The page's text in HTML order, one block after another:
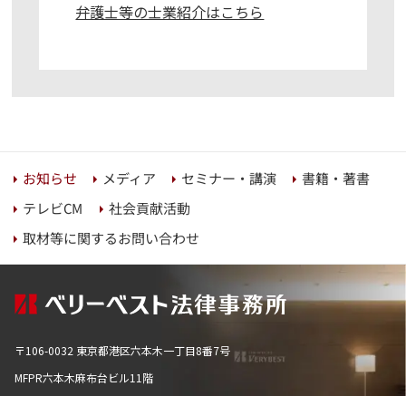
弁護士等の士業紹介はこちら
お知らせ メディア セミナー・講演 書籍・著書
テレビCM 社会貢献活動
取材等に関するお問い合わせ
〒106-0032 東京都港区六本木一丁目8番7号
MFPR六本木麻布台ビル11階